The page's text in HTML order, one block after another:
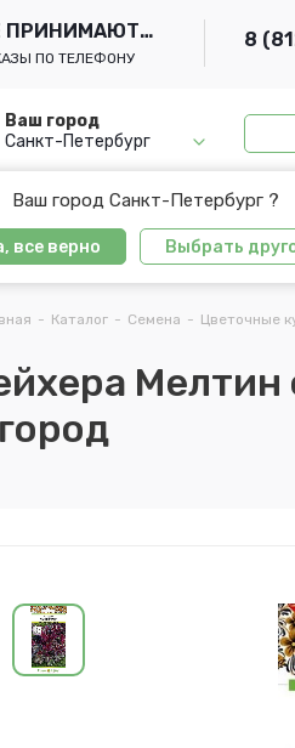
НЕ ПРИНИМАЮТСЯ
ПО ТЕЛЕФОНУ
8
Ваш город
Санкт-Петербург
Ваш город Санкт-Петербург ?
все верно Выбрать
- Каталог - Семена - Цветочные